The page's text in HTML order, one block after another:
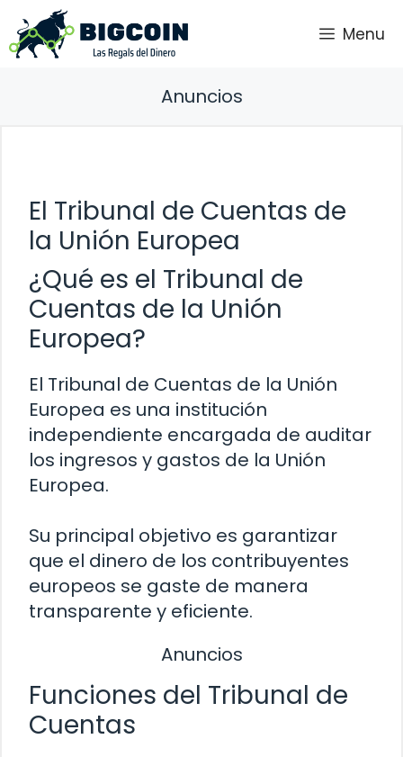
Saltar
al
contenido
Menu
Anuncios
El Tribunal de Cuentas de
la Unión Europea
¿Qué es el Tribunal de
Cuentas de la Unión
Europea?
El Tribunal de Cuentas de la Unión
Europea es una institución
independiente encargada de auditar
los ingresos y gastos de la Unión
Europea.
Su principal objetivo es garantizar
que el dinero de los contribuyentes
europeos se gaste de manera
transparente y eficiente.
Anuncios
Funciones del Tribunal de
Cuentas